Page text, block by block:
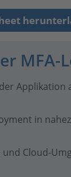
MFA-
Applikation
in
und Cloud-